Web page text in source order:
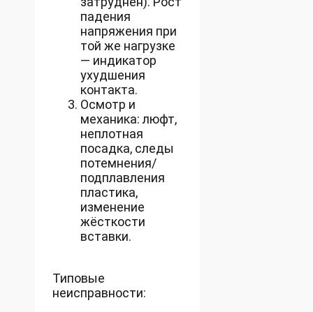
падения
напряжения при
той же нагрузке
— индикатор
ухудшения
контакта.
Осмотр и
механика: люфт,
неплотная
посадка, следы
потемнения/
подплавления
пластика,
изменение
жёсткости
вставки.
Типовые
неисправности: